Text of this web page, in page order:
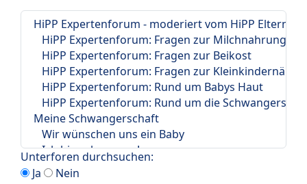
Unterforen durchsuchen:
Ja
Nein